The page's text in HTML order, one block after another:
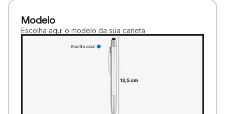
Modelo
Escolha aqui o modelo da sua caneta